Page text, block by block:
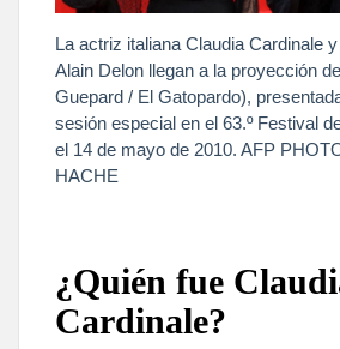
La actriz italiana Claudia Cardinale
Alain Delon llegan a la proyección
Guepard / El Gatopardo),
sesión especial en el 63.º Festival
el 14 de mayo de 2010. AFP
HACHE
¿Quién fue
Cardinale?